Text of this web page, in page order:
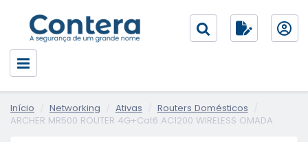
Início Networking Ativas
Routers Domésticos
ARCHER MR500 ROUTER 4G+Cat6 AC1200 WIRELESS OMADA